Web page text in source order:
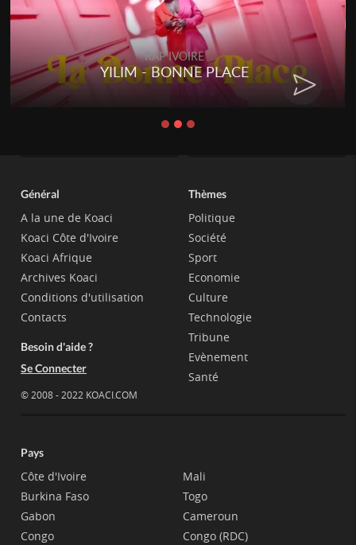
RAP IVOIRE
YILIM - BONNE PLACE
Général
A la une de Koaci
Koaci Côte d'Ivoire
Koaci Afrique
Archives Koaci
Conditions d'utilisation
Contacts
Besoin d'aide ?
Se Connecter
© 2008 - 2022 KOACI.COM
Thèmes
Politique
Société
Sport
Economie
Culture
Technologie
Tribune
Evènement
Santé
Pays
Côte d'Ivoire
Burkina Faso
Gabon
Congo
Mali
Togo
Cameroun
Congo (RDC)